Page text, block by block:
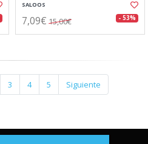
SALOOS
7,09€ 15,00€ - 53%
3 4 5 Siguiente